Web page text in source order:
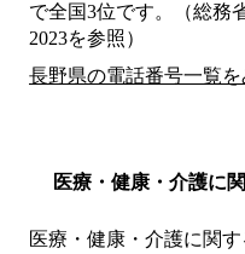
で全国3位です。（総務
2023を参照）
長野県の電話番号一覧を
医療・健康・介護に
医療・健康・介護に関